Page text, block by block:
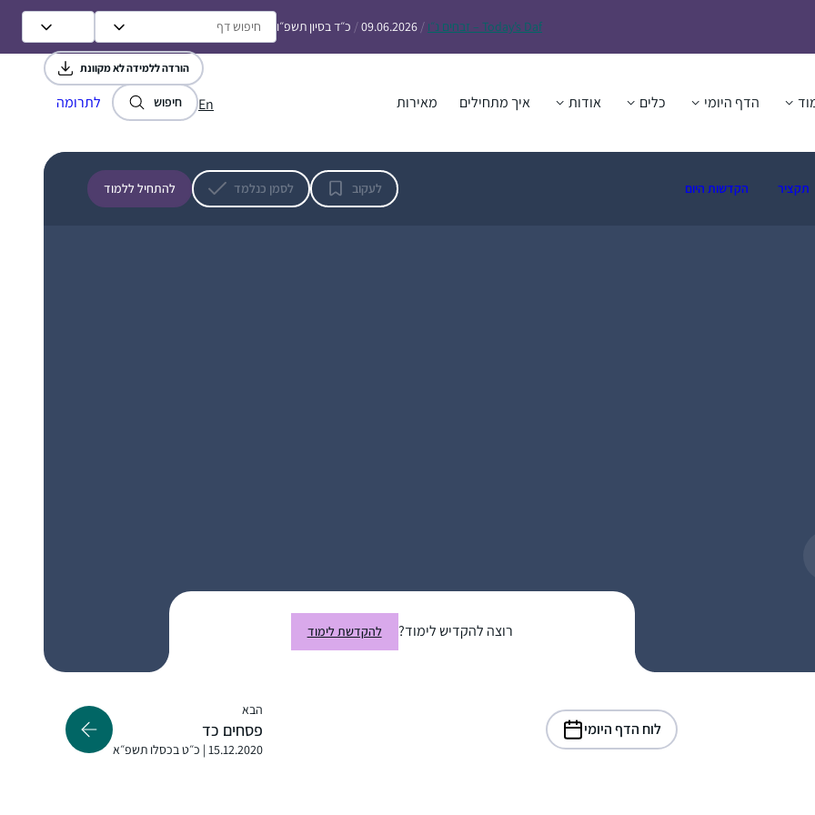
Today’s Daf – זבחים נ״ו /
09.06.2026
/ כ״ד בסיון תשפ״ו
הדף היומי כלים אודות איך מתחילים מאירות En חיפוש לתרומה
תקציר הקדשות היום לעקוב לסמן כנלמד להתחיל ללמוד
רוצה להקדיש לימוד? להקדשת לימוד
לוח הדף היומי
הבא
פסחים כד
15.12.2020 | כ״ט בכסלו תשפ״א
הורדה ללמידה לא מקוונת
עוד לא ידעתי כלום. נחשפתי לסיום הש״ס,
ובעצם להתחלה מחדש בתקשורת, הפתיע אותי
לטובה שהיה מקום לעיסוק בתורה.
את המסכתות הראשונות למדתי, אבל לא סיימתי
למדרשה, נכנסתי ללופ, ואני מצליחה להיות
חלק, סיימתי עם החברותא שלי את כל המסכתות
הקצרות, גם כשהיינו חולות קורונה ובבידודים,
ולהיות חלק.
זה משפיע מאוד על היום יום שלי ועל אף שאני
עסוקה בלימודי הלכה ותורה כל יום, זאת
המסגרת הקבועה והמחייבת ביותר שיש לי.
מוריה תעסן מיכאלי
גבעת הראל, ישראל